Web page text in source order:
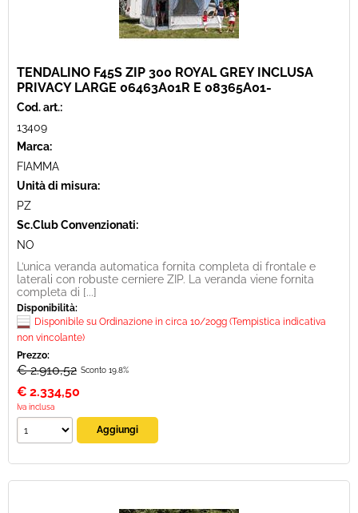
TENDALINO F45S ZIP 300 ROYAL GREY INCLUSA
PRIVACY LARGE 06463A01R E 08365A01-
Cod. art.:
13409
Marca:
FIAMMA
Unità di misura:
PZ
Sc.Club Convenzionati:
NO
L’unica veranda automatica fornita completa di frontale e
laterali con robuste cerniere ZIP. La veranda viene fornita
completa di [...]
Disponibilità:
Disponibile su Ordinazione in circa 10/20gg (Tempistica indicativa
non vincolante)
Prezzo:
€ 2.910,52 Sconto 19.8%
€ 2.334,50
Iva inclusa